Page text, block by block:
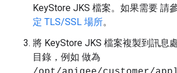
KeyStore JKS 檔案。如果需要 請
定 TLS/SSL 場所。
將 KeyStore JKS 檔案複製到訊息
目錄，例如 做為